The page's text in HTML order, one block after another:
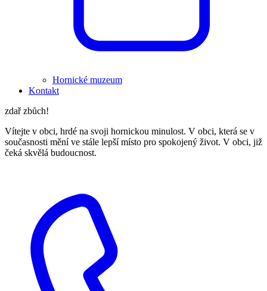
Hornické muzeum
Kontakt
zdař zbůch!
Vítejte v obci, hrdé na svoji hornickou minulost. V obci, která se v
současnosti mění ve stále lepší místo pro spokojený život. V obci, již
čeká skvělá budoucnost.